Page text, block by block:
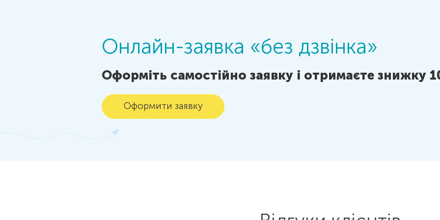
Онлайн-заявка «без дзвінка»
Оформіть самостійно заявку і отримаєте знижку
Оформити заявку